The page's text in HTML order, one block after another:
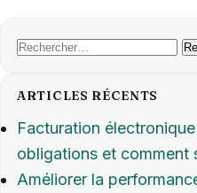
Rechercher :
ARTICLES RÉCENTS
Facturation
obligations et comment
Améliorer la